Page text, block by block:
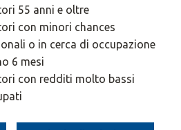
55 anni e oltre
con minori chances
o in cerca di occupazione
6 mesi
con redditi molto bassi